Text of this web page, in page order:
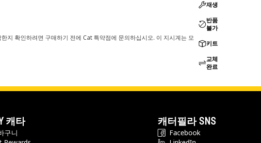
지 확인하려면 구매하기 전에 Cat 특약점에 문의하십시오. 이 지시계는 모
재생
반품
불가
키트
교체
완료
캐타
구니
캐터필라 SNS
Facebook